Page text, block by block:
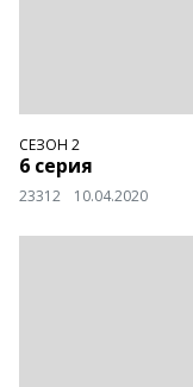
СЕЗОН 2
6 серия
23312 10.04.2020